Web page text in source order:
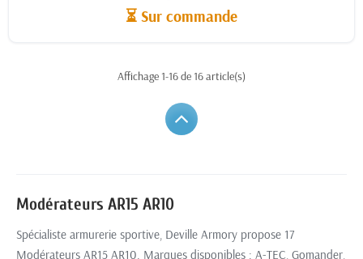
⏳ Sur commande
Affichage 1-16 de 16 article(s)
Modérateurs AR15 AR10
Spécialiste armurerie sportive, Deville Armory propose 17
Modérateurs AR15 AR10. Marques disponibles : A-TEC, Gomander,